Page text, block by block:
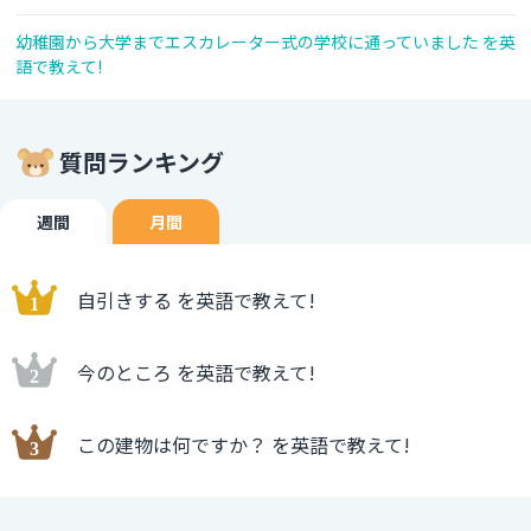
幼稚園から大学までエスカレーター式の学校に通っていました を英
語で教えて!
質問ランキング
週間 月間
自引きする を英語で教えて!
今のところ を英語で教えて!
この建物は何ですか？ を英語で教えて!